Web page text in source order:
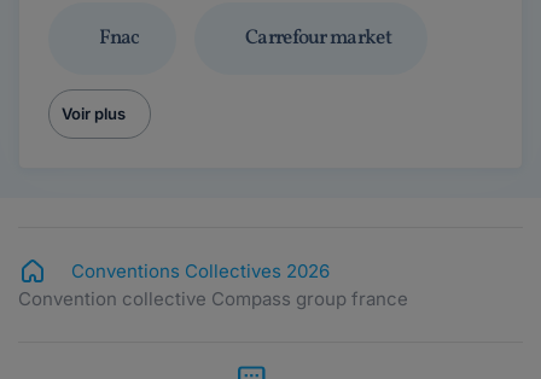
Fnac Carrefour market
Voir plus
Conventions Collectives 2026
Convention collective Compass group france